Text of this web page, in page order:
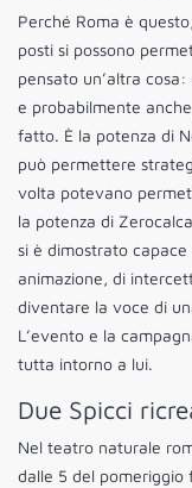
Perché Roma è
posti si possono
pensato un’altra
e probabilmente
fatto. È la potenza di
può permettere
volta potevano
la potenza di
si è dimostrato
animazione, di
diventare la voce di
L’evento e la
tutta intorno a lui.
Due Spicci
Nel teatro naturale
dalle 5 del pomeriggio